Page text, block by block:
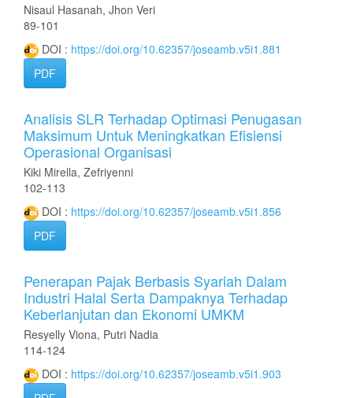
Nisaul Hasanah, Jhon Veri
89-101
DOI : https://doi.org/10.62357/joseamb.v5i1.881
PDF
Analisis SLR Terhadap Optimasi Penugasan
Maksimum Untuk Meningkatkan Efisiensi
Operasional Organisasi
Kiki Mirella, Zefriyenni
102-113
DOI : https://doi.org/10.62357/joseamb.v5i1.856
PDF
Penerapan Pajak Berbasis Syariah Dalam
Industri Halal Serta Dampaknya Terhadap
Keberlanjutan dan Ekonomi UMKM
Resyelly Viona, Putri Nadia
114-124
DOI : https://doi.org/10.62357/joseamb.v5i1.903